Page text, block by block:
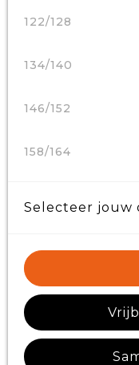
122/128
134/140
146/152
158/164
Selecteer jouw